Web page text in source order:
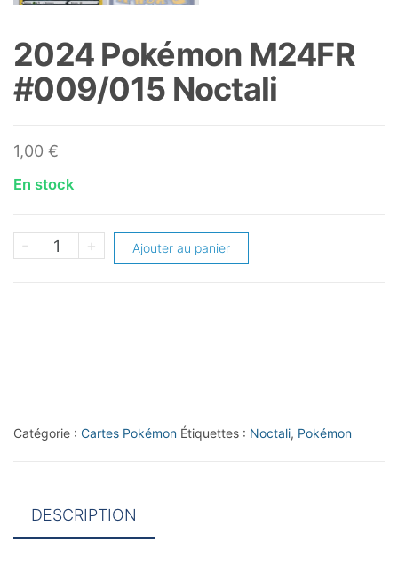
2024 Pokémon M24FR
#009/015 Noctali
1,00 €
En stock
-
quantité
+ Ajouter au panier
Catégorie : Cartes Pokémon Étiquettes : Noctali, Pokémon
DESCRIPTION